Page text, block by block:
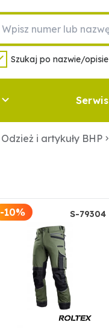
Szukaj po nazwie/opisie
Serwis
Odzież i artykuły BHP
-10% S-79304